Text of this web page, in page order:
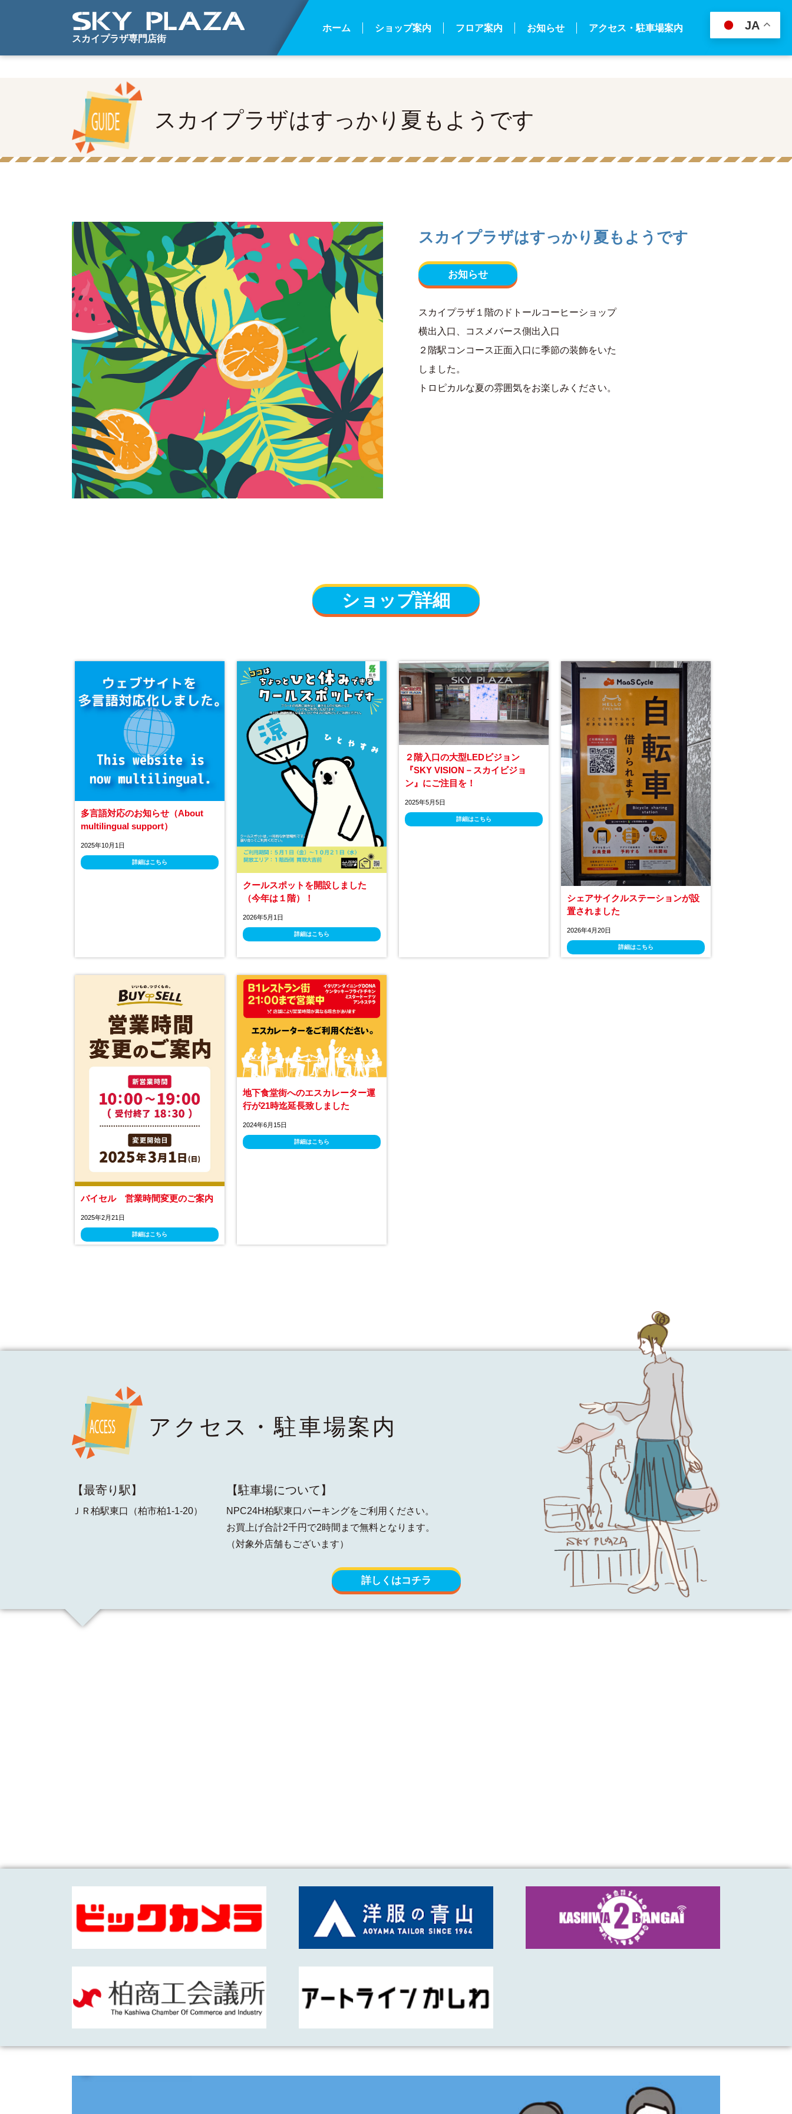
: Undefined variable $news_id in /home/waave/skyplaza.jp/public_html/wp-content/themes/skyplaza/single.php
スカイプラザ専門店街
ホーム ショップ案内 フロア案内 お知らせ アクセス・駐車場案内
スカイプラザはすっかり夏もようです
スカイプラザはすっかり夏もようです
お知らせ
スカイプラザ１階のドトールコーヒーショップ
横出入口、コスメバース側出入口
２階駅コンコース正面入口に季節の装飾をいた
しました。
トロピカルな夏の雰囲気をお楽しみください。
ショップ詳細
多言語対応のお知らせ（About
multilingual support）
2025年10月1日
詳細はこちら
クールスポットを開設しました
（今年は１階）！
2026年5月1日
詳細はこちら
２階入口の大型LEDビジョン
『SKY VISION－スカイビジョ
ン』にご注目を！
2025年5月5日
詳細はこちら
シェアサイクルステーションが設
置されました
2026年4月20日
詳細はこちら
バイセル 営業時間変更のご案内
2025年2月21日
詳細はこちら
地下食堂街へのエスカレーター運
行が21時迄延長致しました
2024年6月15日
詳細はこちら
アクセス・駐車場案内
【最寄り駅】
ＪＲ柏駅東口（柏市柏1-1-20）
【駐車場について】
NPC24H柏駅東口パーキングをご利用ください。
お買上げ合計2千円で2時間まで無料となります。
（対象外店舗もございます）
詳しくはコチラ
JA